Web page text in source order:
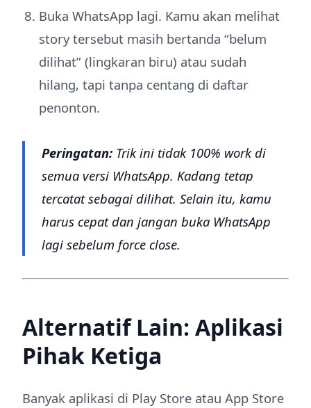
Buka WhatsApp lagi. Kamu akan melihat
story tersebut masih bertanda “belum
dilihat” (lingkaran biru) atau sudah
hilang, tapi tanpa centang di daftar
penonton.
Peringatan: Trik ini tidak 100% work di
semua versi WhatsApp. Kadang tetap
tercatat sebagai dilihat. Selain itu, kamu
harus cepat dan jangan buka WhatsApp
lagi sebelum force close.
Alternatif Lain: Aplikasi
Pihak Ketiga
Banyak aplikasi di Play Store atau App Store